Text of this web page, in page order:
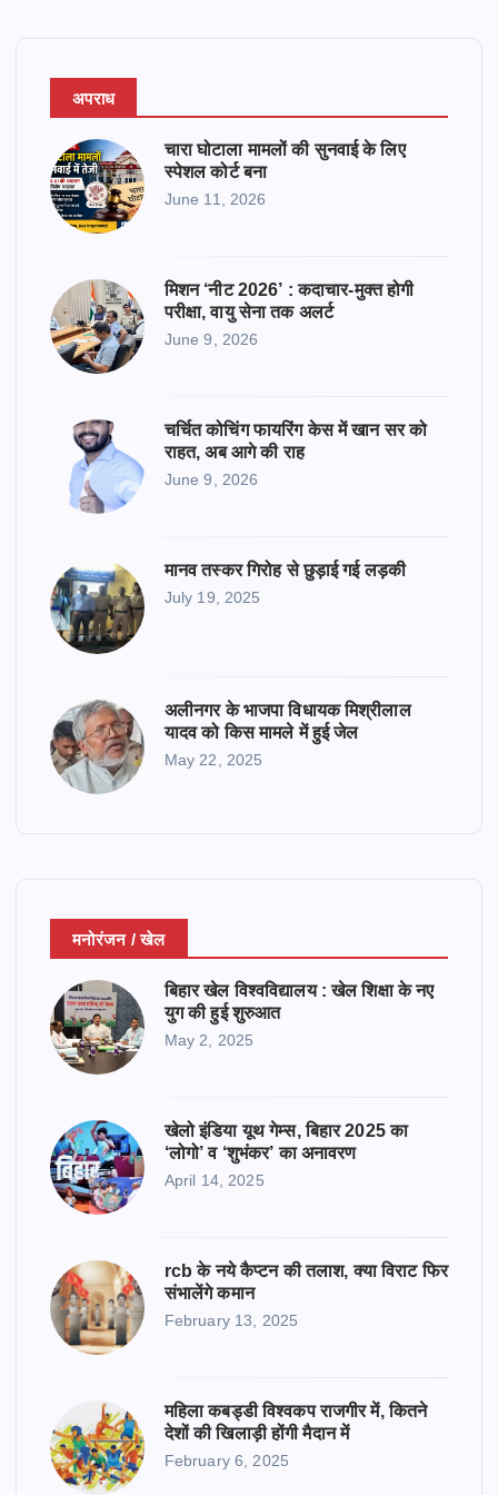
अपराध
चारा घोटाला मामलों की सुनवाई के लिए
स्पेशल कोर्ट बना
June 11, 2026
मिशन ‘नीट 2026’ : कदाचार-मुक्त होगी
परीक्षा, वायु सेना तक अलर्ट
June 9, 2026
चर्चित कोचिंग फायरिंग केस में खान सर को
राहत, अब आगे की राह
June 9, 2026
मानव तस्कर गिरोह से छुड़ाई गई लड़की
July 19, 2025
अलीनगर के भाजपा विधायक मिश्रीलाल
यादव को किस मामले में हुई जेल
May 22, 2025
मनोरंजन / खेल
बिहार खेल विश्वविद्यालय : खेल शिक्षा के नए
युग की हुई शुरुआत
May 2, 2025
खेलो इंडिया यूथ गेम्स, बिहार 2025 का
‘लोगो’ व ‘शुभंकर’ का अनावरण
April 14, 2025
rcb के नये कैप्टन की तलाश, क्या विराट फिर
संभालेंगे कमान
February 13, 2025
महिला कबड्डी विश्वकप राजगीर में, कितने
देशों की खिलाड़ी होंगी मैदान में
February 6, 2025